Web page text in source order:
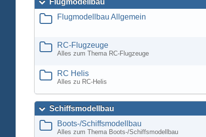
Flugmodellbau
Flugmodellbau Allgemein
RC-Flugzeuge
Alles zum Thema RC-Flugzeuge
RC Helis
Alles zu RC-Helis
Schiffsmodellbau
Boots-/Schiffsmodellbau
Alles zum Thema Boots-/Schiffsmodellbau